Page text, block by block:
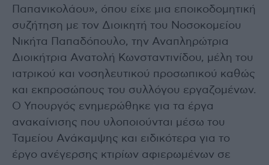
Παπανικολάου», όπου είχε μια εποικοδομητική
συζήτηση με τον Διοικητή του Νοσοκομείου
Νικήτα Παπαδόπουλο, την Αναπληρώτρια
Διοικήτρια Ανατολή Κωνσταντινίδου, μέλη του
ιατρικού και νοσηλευτικού προσωπικού καθώς
και εκπροσώπους του συλλόγου εργαζομένων.
Ο Υπουργός ενημερώθηκε για τα έργα
ανακαίνισης που υλοποιούνται μέσω του
Ταμείου Ανάκαμψης και ειδικότερα για το
έργο ανέγερσης κτιρίων αφιερωμένων σε